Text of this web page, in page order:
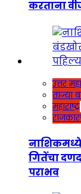
करताना
उत्तर
ताज्या
महाराष्ट्र
गितेंचा
पराभव